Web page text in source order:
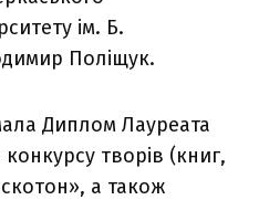
ім. Б.
Поліщук.
Диплом Лауреата
творів (книг,
а також